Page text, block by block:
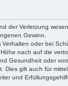
Verletzung
Gewinn.
oder bei
nach auf die
Gesundheit oder
gilt auch für
und